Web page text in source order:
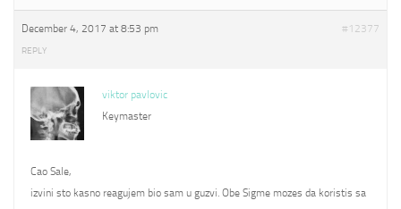
December 4, 2017 at 8:53 pm #12377
REPLY
viktor pavlovic
Keymaster
Cao Sale,
izvini sto kasno reagujem bio sam u guzvi. Obe Sigme mozes da koristis sa